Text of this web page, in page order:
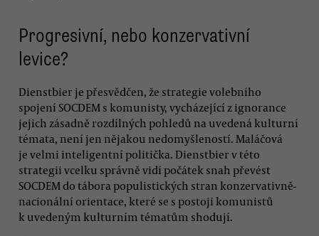
Progresivní, nebo konzervativní
levice?
Dienstbier je přesvědčen, že strategie volebního
spojení SOCDEM s komunisty, vycházející z ignorance
jejich zásadně rozdílných pohledů na uvedená kulturní
témata, není jen nějakou nedomyšleností. Maláčová
je velmi inteligentní politička. Dienstbier v této
strategii vcelku správně vidí počátek snah převést
SOCDEM do tábora populistických stran konzervativně-
nacionální orientace, které se s postoji komunistů
k uvedeným kulturním tématům shodují.